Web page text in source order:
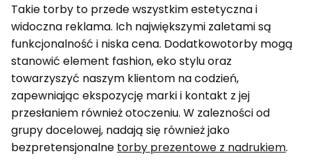
Takie torby to przede wszystkim estetyczna i
widoczna reklama. Ich największymi zaletami są
funkcjonalność i niska cena. Dodatkowotorby mogą
stanowić element fashion, eko stylu oraz
towarzyszyć naszym klientom na codzień,
zapewniając ekspozycję marki i kontakt z jej
przesłaniem również otoczeniu. W zalezności od
grupy docelowej, nadają się również jako
bezpretensjonalne torby prezentowe z nadrukiem.